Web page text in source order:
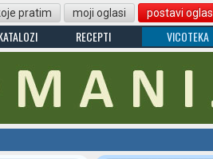
pratim moji oglasi postavi oglas
RECEPTI VICOTEKA